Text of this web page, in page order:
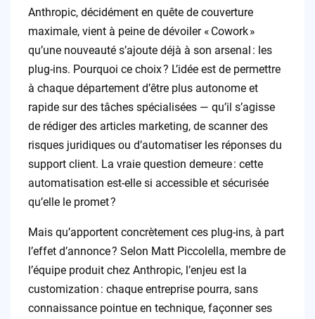
Anthropic, décidément en quête de couverture
maximale, vient à peine de dévoiler « Cowork »
qu’une nouveauté s’ajoute déjà à son arsenal : les
plug-ins. Pourquoi ce choix ? L’idée est de permettre
à chaque département d’être plus autonome et
rapide sur des tâches spécialisées — qu’il s’agisse
de rédiger des articles marketing, de scanner des
risques juridiques ou d’automatiser les réponses du
support client. La vraie question demeure : cette
automatisation est-elle si accessible et sécurisée
qu’elle le promet ?
Mais qu’apportent concrètement ces plug-ins, à part
l’effet d’annonce ? Selon Matt Piccolella, membre de
l’équipe produit chez Anthropic, l’enjeu est la
customization : chaque entreprise pourra, sans
connaissance pointue en technique, façonner ses